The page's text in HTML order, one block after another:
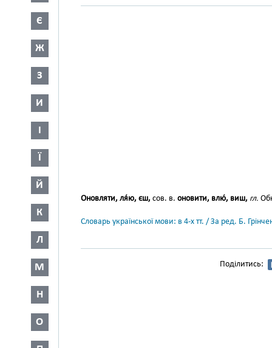
Є
Ж
З
И
І
Ї
Й
К
Л
М
Н
О
Оновляти, ля́ю, єш, сов. в. оновити, влю́, виш, гл.
Словарь української мови: в 4-х тт. / За ред. Б.
Поділитись: